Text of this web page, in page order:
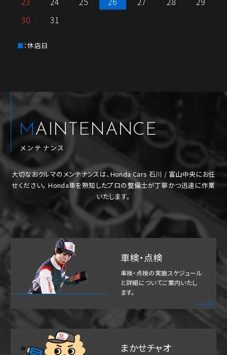
30
31
：休店日
MAINTENANCE
メンテナンス
大切なおクルマのメンテナンスは、Honda Cars 石川 / 富山中央にお任
せください。 Honda車を熟知したプロの整備士が丁寧かつ迅速に作業
いたします。
車検・点検
車検・点検の実施スケジュール
と詳細についてご案内いたし
ます。
まかせチャオ